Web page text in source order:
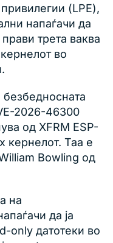
(LPE),
напаѓачи да
трета ваква
во
2026-46300
од XFRM ESP-
кернелот. Таа е
Bowling од
на
да ја
only датотеки во